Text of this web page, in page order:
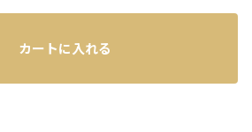
カートに入れる